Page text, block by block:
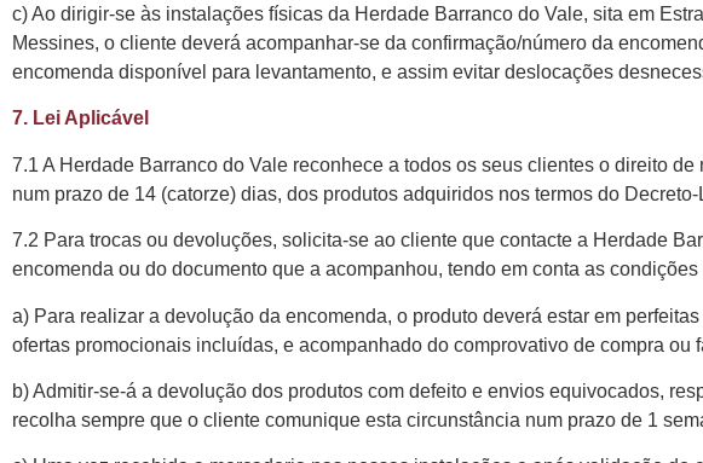
c) Ao dirigir-se às instalações físicas da Herdade Barranco do Vale, sita em
Messines, o cliente deverá acompanhar-se da confirmação/número da
encomenda disponível para levantamento, e assim evitar deslocações
7. Lei Aplicável
7.1 A Herdade Barranco do Vale reconhece a todos os seus clientes o direito
num prazo de 14 (catorze) dias, dos produtos adquiridos nos termos do
7.2 Para trocas ou devoluções, solicita-se ao cliente que contacte a Herdade
encomenda ou do documento que a acompanhou, tendo em conta as
a) Para realizar a devolução da encomenda, o produto deverá estar em
ofertas promocionais incluídas, e acompanhado do comprovativo de compra ou
b) Admitir-se-á a devolução dos produtos com defeito e envios equivocados,
recolha sempre que o cliente comunique esta circunstância num prazo de 1